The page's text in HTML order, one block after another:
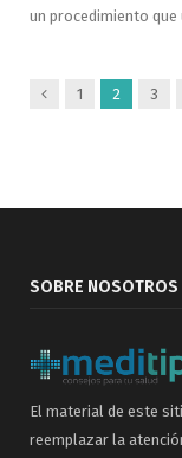
un procedimiento
Anterior
1 2 3
SOBRE NOSOTROS
El material de este
reemplazar la